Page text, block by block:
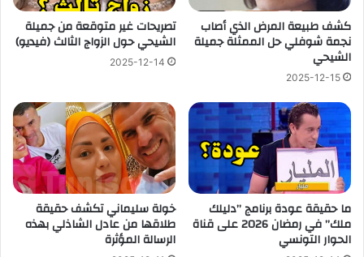
كشف طبيعة المرض الذي أصاب
نجمة شوفلي حل الممثلة جميلة
الشيحي
2025-12-15
تصريحات غير متوقعة من جميلة
الشيحي حول الزواج الثالث (فيديو)
2025-12-14
ما حقيقة عودة برنامج ”دليلك
ملك” في رمضان 2026 على قناة
الحوار التونسي
خولة سليماني تكشف حقيقة
طلاقها من عادل الشاذلي بهذه
الرسالة المؤثرة